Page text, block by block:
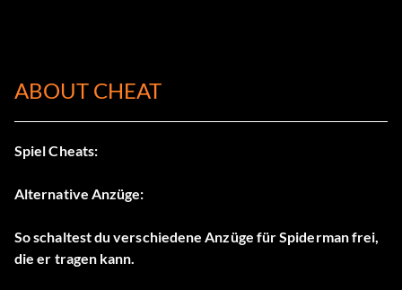
ABOUT CHEAT
Spiel Cheats:
Alternative Anzüge:
So schaltest du verschiedene Anzüge für Spiderman frei,
die er tragen kann.